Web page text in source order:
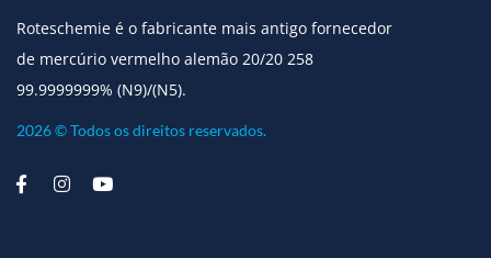
Roteschemie é o fabricante mais antigo fornecedor
de mercúrio vermelho alemão 20/20 258
99.9999999% (N9)/(N5).
2026 © Todos os direitos reservados.